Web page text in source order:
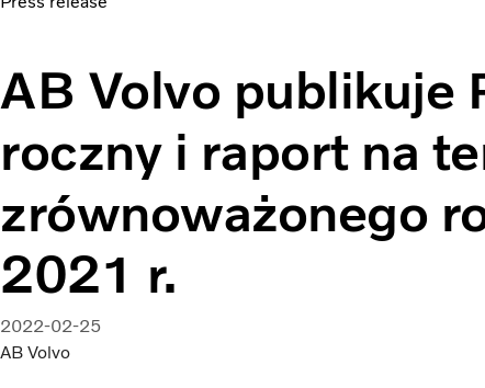
AB Volvo publikuje
roczny i raport na
zrównoważonego
2021 r.
2022-02-25
AB Volvo